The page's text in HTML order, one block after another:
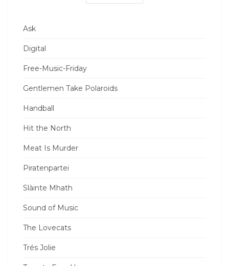
Ask
Digital
Free-Music-Friday
Gentlemen Take Polaroids
Handball
Hit the North
Meat Is Murder
Piratenpartei
Slàinte Mhath
Sound of Music
The Lovecats
Trés Jolie